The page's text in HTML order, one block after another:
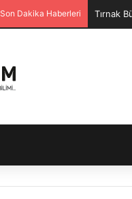
Son Dakika Haberleri Tırnak